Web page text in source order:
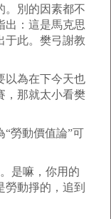
。別的因素都不
出：這是馬克思
于此。樊弓謝教
以為在下今天也
，那就太小看樊
“勞動價值論”可
是嘛，你用的
動掙的，追到